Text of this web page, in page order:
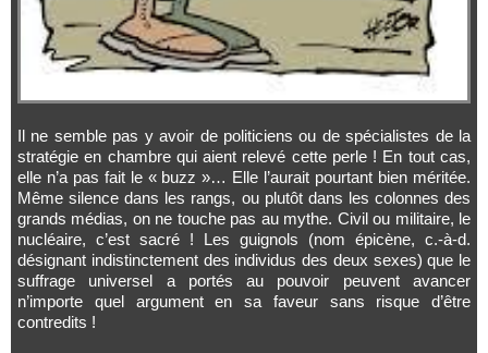
Il ne semble pas y avoir de politiciens ou de spécialistes de la
stratégie en chambre qui aient relevé cette perle ! En tout cas,
elle n’a pas fait le « buzz »… Elle l’aurait pourtant bien méritée.
Même silence dans les rangs, ou plutôt dans les colonnes des
grands médias, on ne touche pas au mythe. Civil ou militaire, le
nucléaire, c’est sacré ! Les guignols (nom épicène, c.-à-d.
désignant indistinctement des individus des deux sexes) que le
suffrage universel a portés au pouvoir peuvent avancer
n’importe quel argument en sa faveur sans risque d’être
contredits !